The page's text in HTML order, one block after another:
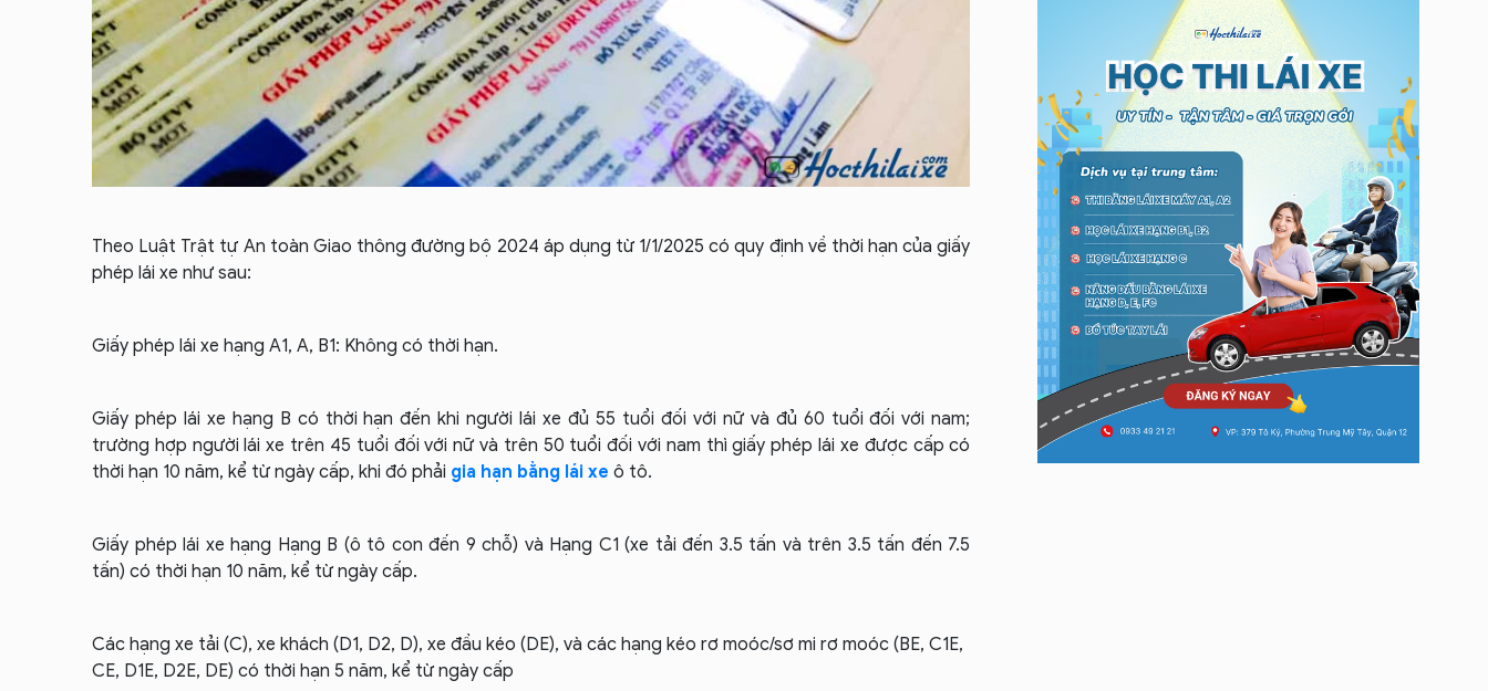
Theo Luật Trật tự An toàn Giao thông đường bộ 2024 áp dụng từ 1/1/2025 có quy định về thời hạn của giấy
phép lái xe như sau:
Giấy phép lái xe hạng A1, A, B1: Không có thời hạn.
Giấy phép lái xe hạng B có thời hạn đến khi người lái xe đủ 55 tuổi đối với nữ và đủ 60 tuổi đối với nam;
trường hợp người lái xe trên 45 tuổi đối với nữ và trên 50 tuổi đối với nam thì giấy phép lái xe được cấp có
thời hạn 10 năm, kể từ ngày cấp, khi đó phải gia hạn bằng lái xe ô tô.
Giấy phép lái xe hạng Hạng B (ô tô con đến 9 chỗ) và Hạng C1 (xe tải đến 3.5 tấn và trên 3.5 tấn đến 7.5
tấn) có thời hạn 10 năm, kể từ ngày cấp.
Các hạng xe tải (C), xe khách (D1, D2, D), xe đầu kéo (DE), và các hạng kéo rơ moóc/sơ mi rơ moóc (BE, C1E,
CE, D1E, D2E, DE) có thời hạn 5 năm, kể từ ngày cấp